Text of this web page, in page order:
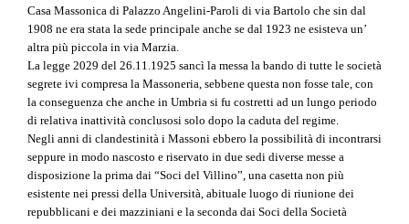
Casa Massonica di Palazzo Angelini-Paroli di via Bartolo che sin dal
1908 ne era stata la sede principale anche se dal 1923 ne esisteva un’
altra più piccola in via Marzia.
La legge 2029 del 26.11.1925 sancì la messa la bando di tutte le società
segrete ivi compresa la Massoneria, sebbene questa non fosse tale, con
la conseguenza che anche in Umbria si fu costretti ad un lungo periodo
di relativa inattività conclusosi solo dopo la caduta del regime.
Negli anni di clandestinità i Massoni ebbero la possibilità di incontrarsi
seppure in modo nascosto e riservato in due sedi diverse messe a
disposizione la prima dai “Soci del Villino”, una casetta non più
esistente nei pressi della Università, abituale luogo di riunione dei
repubblicani e dei mazziniani e la seconda dai Soci della Società